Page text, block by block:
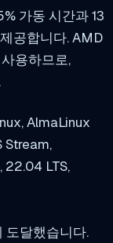
가동 시간과 13
공합니다. AMD
용하므로,
AlmaLinux
Stream,
22.04 LTS,
도달했습니다.